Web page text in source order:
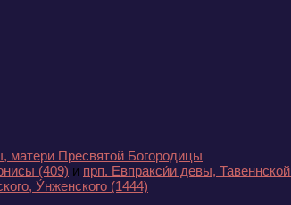
матери Пресвятой Богородицы
(409) и прп. Евпракси́и девы, Тавеннской
У́нженского (1444)